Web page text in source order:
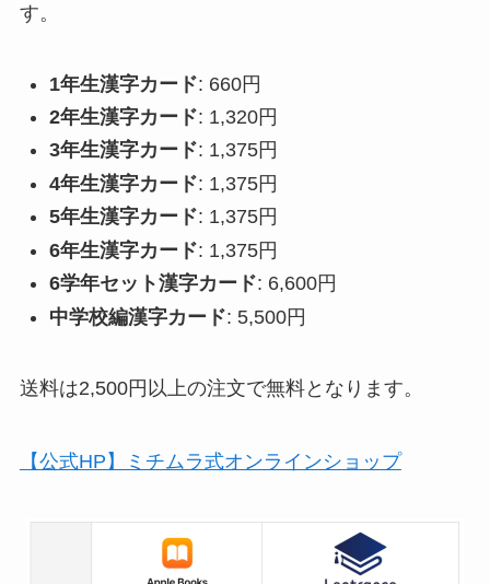
す。
1年生漢字カード: 660円
2年生漢字カード: 1,320円
3年生漢字カード: 1,375円
4年生漢字カード: 1,375円
5年生漢字カード: 1,375円
6年生漢字カード: 1,375円
6学年セット漢字カード: 6,600円
中学校編漢字カード: 5,500円
送料は2,500円以上の注文で無料となります。
【公式HP】ミチムラ式オンラインショップ